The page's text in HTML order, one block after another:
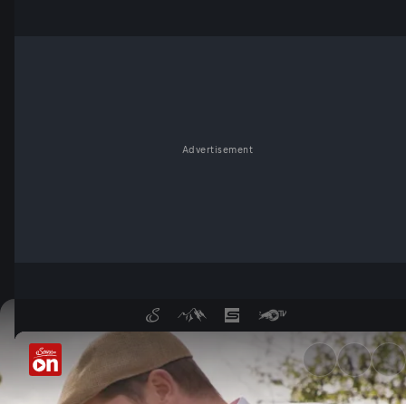
Advertisement
Hütten, Herz und